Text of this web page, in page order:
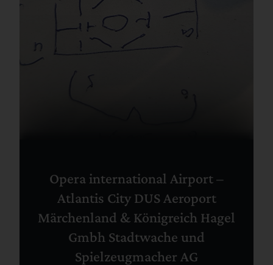
Opera international Airport –
Atlantis City DUS Aeroport
Märchenland & Königreich Hagel
Gmbh Stadtwache und
Spielzeugmacher AG